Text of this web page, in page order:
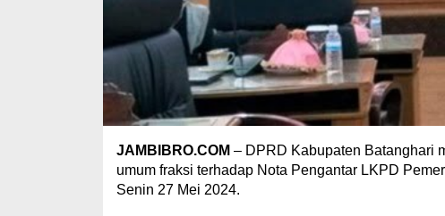
JAMBIBRO.COM – DPRD Kabupaten Batanghari
umum fraksi terhadap Nota Pengantar LKPD
Senin 27 Mei 2024.